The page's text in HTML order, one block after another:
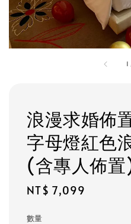
1
浪漫求婚佈
字母燈紅色
(含專人佈
Regular
NT$ 7,099
數量